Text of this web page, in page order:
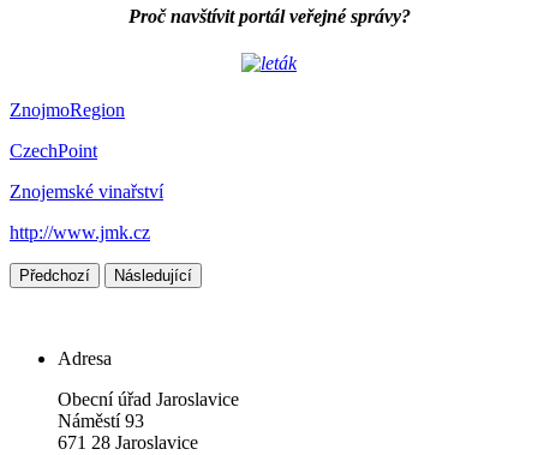
Proč navštívit portál veřejné správy?
ZnojmoRegion
CzechPoint
Znojemské vinařství
http://www.jmk.cz
Předchozí Následující
Adresa
Obecní úřad Jaroslavice
Náměstí 93
671 28 Jaroslavice